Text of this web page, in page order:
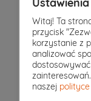
Pokoje4 |
Projekt domu
81 m2
Witaj! Ta
przycisk
korzystanie z
analizować
naszej